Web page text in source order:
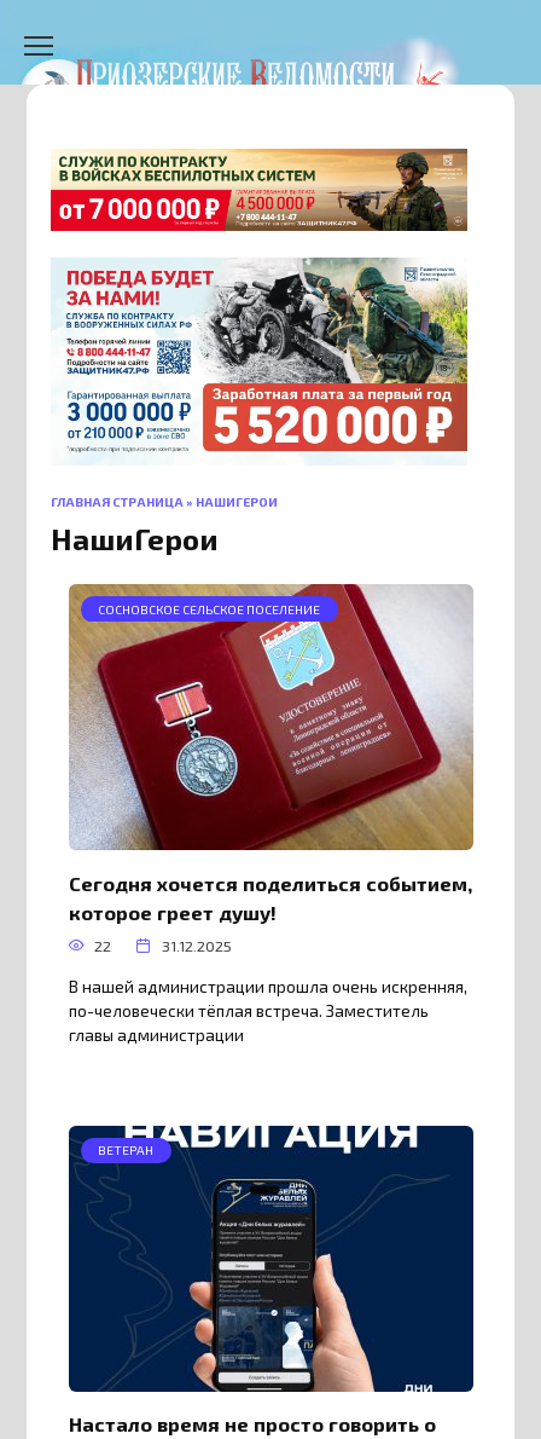
содержанию
ГЛАВНАЯ СТРАНИЦА » НАШИГЕРОИ
НашиГерои
СОСНОВСКОЕ СЕЛЬСКОЕ ПОСЕЛЕНИЕ
Сегодня хочется поделиться событием,
которое греет душу!
22 31.12.2025
В нашей администрации прошла очень искренняя,
по-человечески тёплая встреча. Заместитель
главы администрации
ВЕТЕРАН
Настало время не просто говорить о